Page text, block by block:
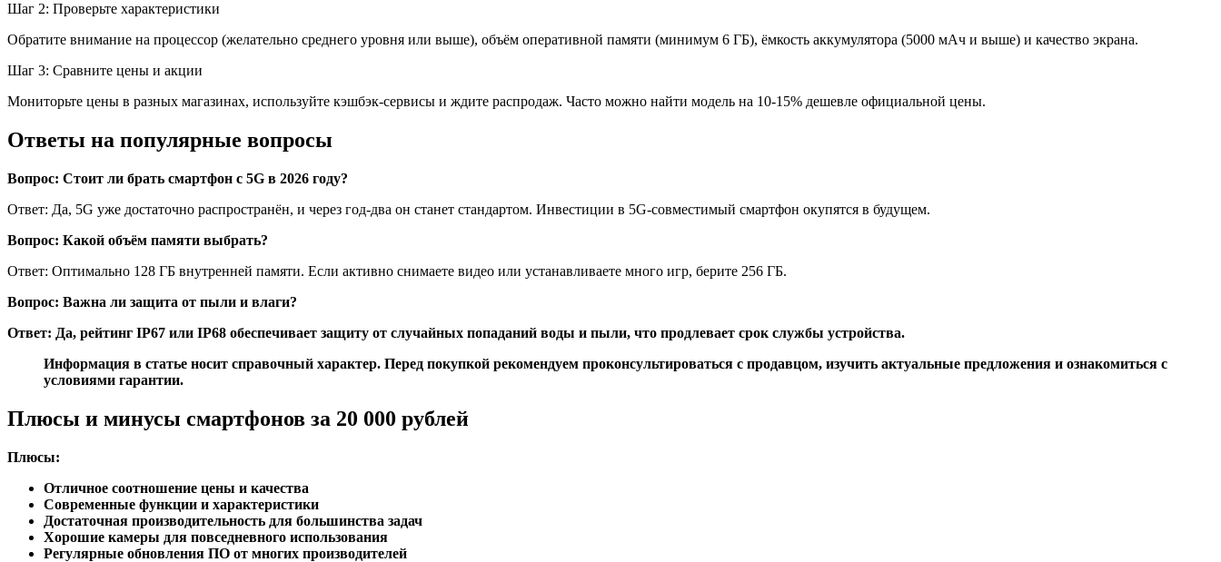
Шаг 2: Проверьте характеристики
Обратите внимание на процессор (желательно среднего уровня или выше), объём оперативной памяти (минимум 6 ГБ), ёмкость аккумулятора (5000 мАч и выше) и качество экрана.
Шаг 3: Сравните цены и акции
Мониторьте цены в разных магазинах, используйте кэшбэк-сервисы и ждите распродаж. Часто можно найти модель на 10-15% дешевле официальной цены.
Ответы на популярные вопросы
Вопрос: Стоит ли брать смартфон с 5G в 2026 году?
Ответ: Да, 5G уже достаточно распространён, и через год-два он станет стандартом. Инвестиции в 5G-совместимый смартфон окупятся в будущем.
Вопрос: Какой объём памяти выбрать?
Ответ: Оптимально 128 ГБ внутренней памяти. Если активно снимаете видео или устанавливаете много игр, берите 256 ГБ.
Вопрос: Важна ли защита от пыли и влаги?
Ответ: Да, рейтинг IP67 или IP68 обеспечивает защиту от случайных попаданий воды и пыли, что продлевает срок службы устройства.
Информация в статье носит справочный характер. Перед покупкой рекомендуем проконсультироваться с продавцом, изучить актуальные предложения и ознакомиться с
условиями гарантии.
Плюсы и минусы смартфонов за 20 000 рублей
Плюсы:
Отличное соотношение цены и качества
Современные функции и характеристики
Достаточная производительность для большинства задач
Хорошие камеры для повседневного использования
Регулярные обновления ПО от многих производителей